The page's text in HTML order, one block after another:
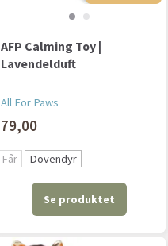
AFP Calming Toy |
Lavendelduft
All For Paws
79,00
Får Dovendyr
Se produktet